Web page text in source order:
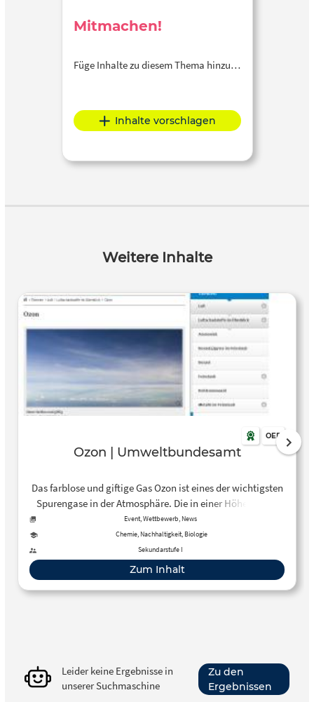
Mitmachen!
Füge Inhalte zu diesem Thema hinzu…
Inhalte vorschlagen
Weitere Inhalte
OER
Ozon | Umweltbundesamt
Das farblose und giftige Gas Ozon ist eines der wichtigsten
Spurengase in der Atmosphäre. Die in einer Höhe von 20
bis 30 Kilometern in der Atmosphäre bestehende natürliche
Ozonschicht schützt die Erde vor der schädlichen
Ultraviolettstrahlung der Sonne.
Event, Wettbewerb, News
Chemie, Nachhaltigkeit, Biologie
Sekundarstufe I
Zum Inhalt
Leider keine Ergebnisse in
unserer Suchmaschine
Zu den
Ergebnissen